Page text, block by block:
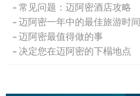
常见问题：迈阿密酒店攻略
迈阿密一年中的最佳旅游时间
迈阿密最值得做的事
决定您在迈阿密的下榻地点